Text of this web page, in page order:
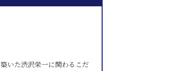
いた渋沢栄一に関わるこだ